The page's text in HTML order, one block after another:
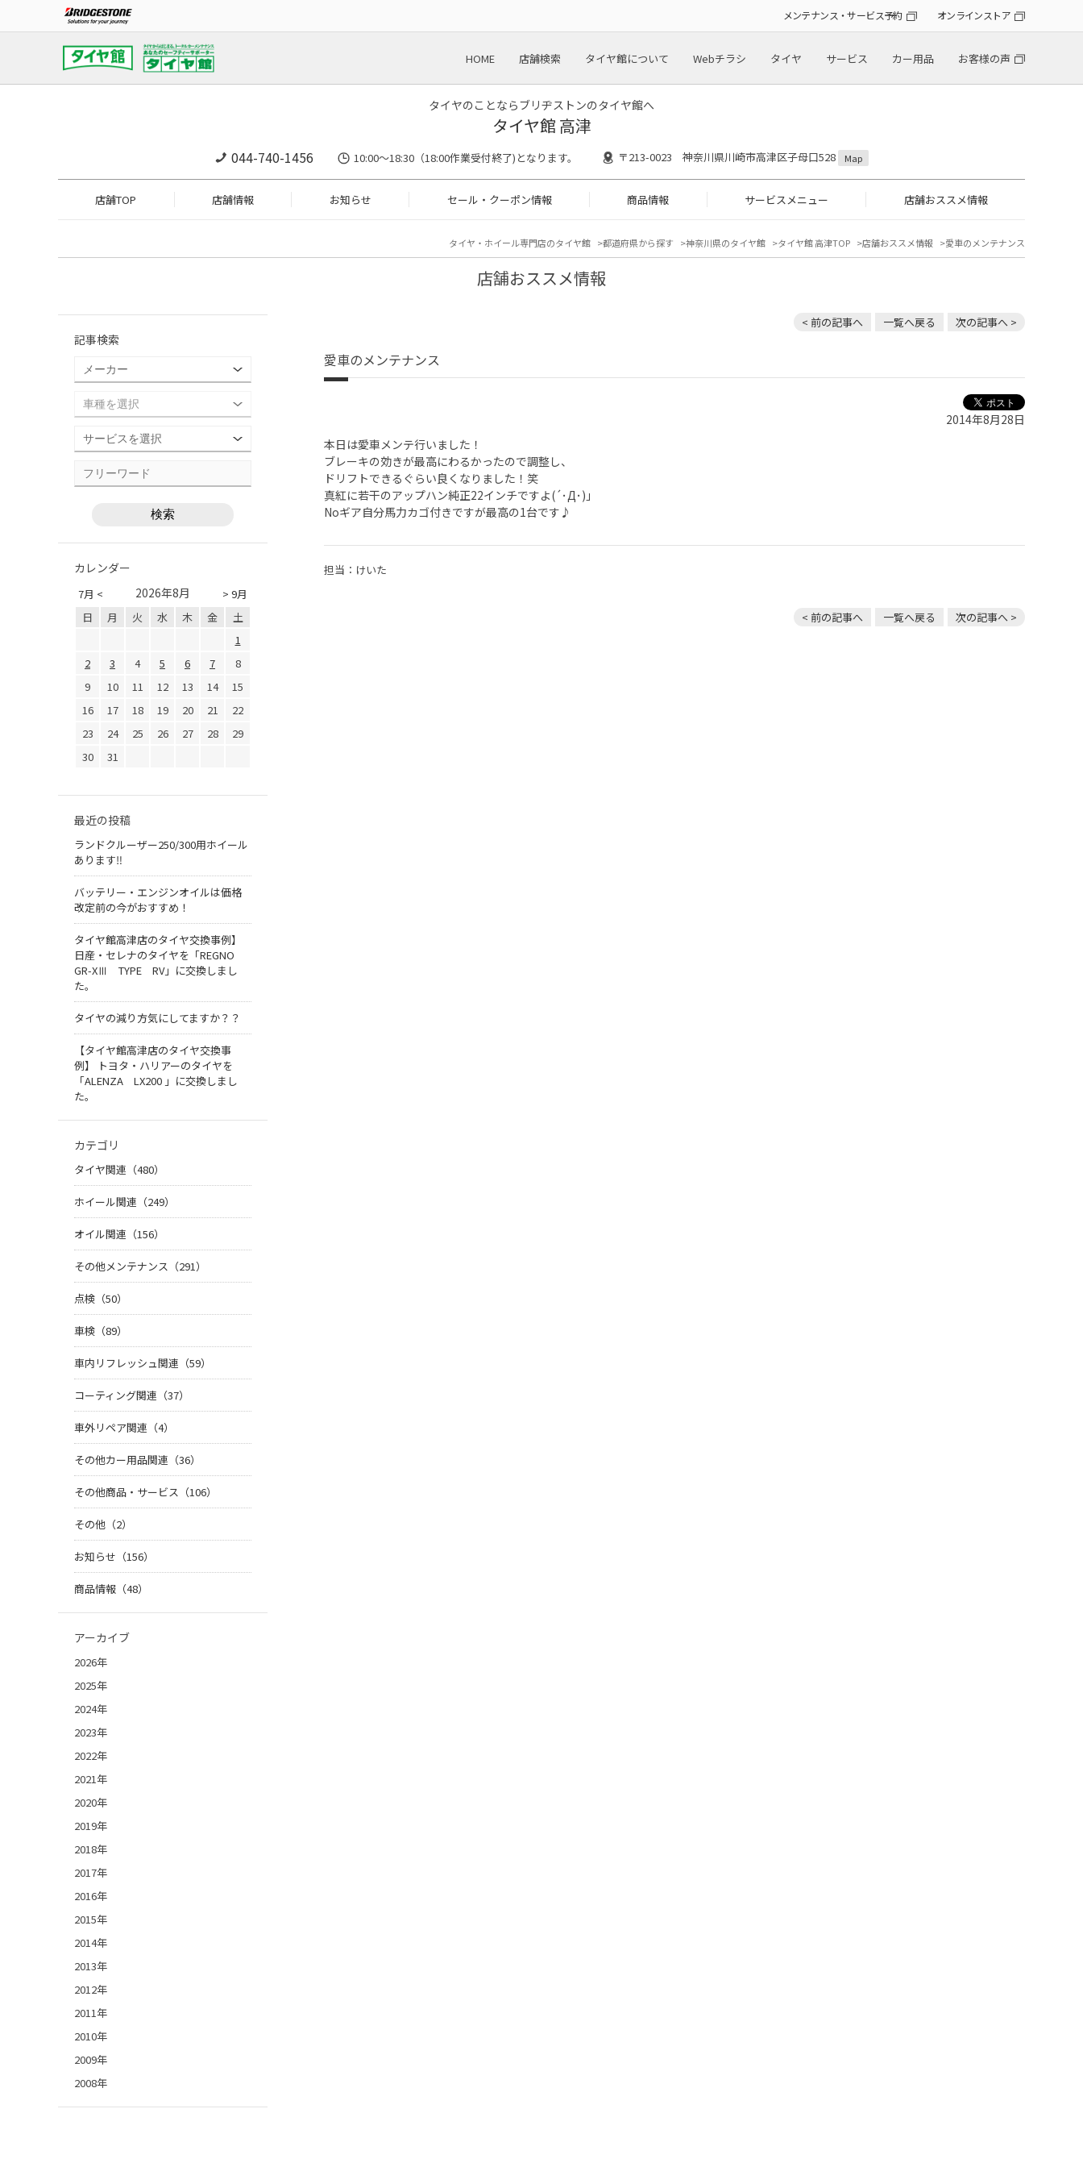
メンテナンス・サービス予約 オンラインストア
HOME 店舗検索 タイヤ館について Webチラシ タイヤ サービス カー用品 お客様の声
タイヤのことならブリヂストンのタイヤ館へ
タイヤ館 高津
044-740-1456 10:00～18:30（18:00作業受付終了)となります。 〒213-0023 神奈川県川崎市高津区子母口528 Map
店舗TOP 店舗情報 お知らせ セール・クーポン情報 商品情報 サービスメニュー 店舗おススメ情報
タイヤ・ホイール専門店のタイヤ館 都道府県から探す 神奈川県のタイヤ館 タイヤ館 高津TOP 店舗おススメ情報 愛車のメンテナンス
店舗おススメ情報
< 前の記事へ 一覧へ戻る 次の記事へ >
愛車のメンテナンス
2014年8月28日
本日は愛車メンテ行いました！
ブレーキの効きが最高にわるかったので調整し、
ドリフトできるぐらい良くなりました！笑
真紅に若干のアップハン純正22インチですよ(´･Д･)」
Noギア自分馬力カゴ付きですが最高の1台です♪
担当：けいた
< 前の記事へ 一覧へ戻る 次の記事へ >
記事検索
カレンダー
7月 < > 9月
2026年8月
日 月 火 水 木 金
土
1
2
3 4 5 6 7
8
9
10 11 12 13 14
15
16
17 18 19 20 21
22
23
24 25 26 27 28
29
30
31
最近の投稿
ランドクルーザー250/300用ホイール
あります‼
バッテリー・エンジンオイルは価格
改定前の今がおすすめ！
タイヤ館高津店のタイヤ交換事例】
日産・セレナのタイヤを「REGNO
GR-XⅢ TYPE RV」に交換しまし
た。
タイヤの減り方気にしてますか？？
【タイヤ館高津店のタイヤ交換事
例】 トヨタ・ハリアーのタイヤを
「ALENZA LX200 」に交換しまし
た。
カテゴリ
タイヤ関連（480）
ホイール関連（249）
オイル関連（156）
その他メンテナンス（291）
点検（50）
車検（89）
車内リフレッシュ関連（59）
コーティング関連（37）
車外リペア関連（4）
その他カー用品関連（36）
その他商品・サービス（106）
その他（2）
お知らせ（156）
商品情報（48）
アーカイブ
2026年
2025年
2024年
2023年
2022年
2021年
2020年
2019年
2018年
2017年
2016年
2015年
2014年
2013年
2012年
2011年
2010年
2009年
2008年